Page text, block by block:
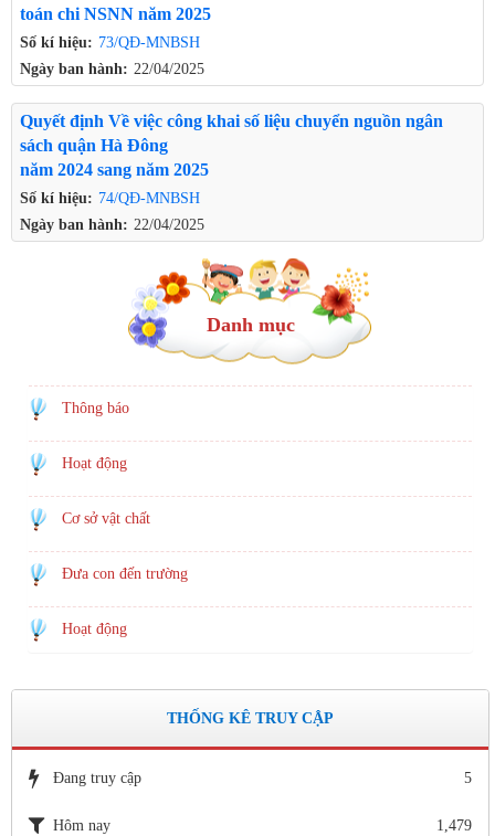
Số kí hiệu: 73/QĐ-MNBSH
Ngày ban hành: 22/04/2025
toán chi NSNN năm 2025
Số kí hiệu: 74/QĐ-MNBSH
Ngày ban hành: 22/04/2025
Quyết định Về việc công khai số liệu chuyển nguồn ngân
sách quận Hà Đông
năm 2024 sang năm 2025
Danh mục
Thông báo
Hoạt động
Cơ sở vật chất
Đưa con đến trường
Hoạt động
THỐNG KÊ TRUY CẬP
Đang truy cập 5
Hôm nay 1,479